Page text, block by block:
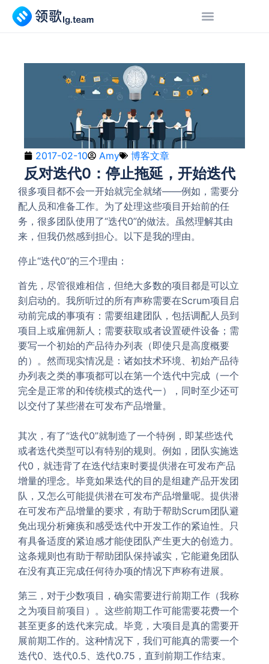
2017-02-10 Amy 博客文章
反对迭代0：停止拖延，开始迭代
很多项目都不会一开始就完全就绪——例如，需要分
配人员和准备工作。为了处理这些项目开始前的任
务，很多团队使用了“迭代0”的做法。虽然理解其由
来，但我仍然感到担心。以下是我的理由。
停止“迭代0”的三个理由：
首先，尽管很难相信，但绝大多数的项目都是可以立
刻启动的。我所听过的所有声称需要在Scrum项目启
动前完成的事项有：需要组建团队，包括调配人员到
项目上或雇佣新人；需要获取或者设置硬件设备；需
要写一个初始的产品待办列表（即使只是高度概要
的）。然而现实情况是：诸如技术环境、初始产品待
办列表之类的事项都可以在第一个迭代中完成（一个
完全是正常的和传统模式的迭代一），同时至少还可
以交付了某些潜在可发布产品增量。
其次，有了“迭代0”就制造了一个特例，即某些迭代
或者迭代类型可以有特别的规则。例如，团队实施迭
代0，就违背了在迭代结束时要提供潜在可发布产品
增量的理念。毕竟如果迭代的目的是组建产品开发团
队，又怎么可能提供潜在可发布产品增量呢。提供潜
在可发布产品增量的要求，有助于帮助Scrum团队避
免出现分析瘫痪和感受迭代中开发工作的紧迫性。只
有具备适度的紧迫感才能使团队产生更大的创造力。
这条规则也有助于帮助团队保持诚实，它能避免团队
在没有真正完成任何待办项的情况下声称有进展。
第三，对于少数项目，确实需要进行前期工作（我称
之为项目前项目）。这些前期工作可能需要花费一个
甚至更多的迭代来完成。毕竟，大项目是真的需要开
展前期工作的。这种情况下，我们可能真的需要一个
迭代0、迭代0.5、迭代0.75，直到前期工作结束。